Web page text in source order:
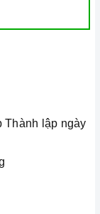
Thành lập ngày